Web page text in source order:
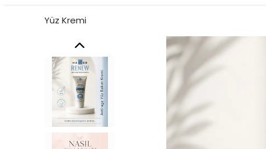
Yüz Kremi